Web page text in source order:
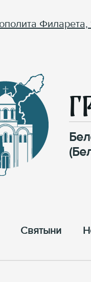
Филарета,
Cвятыни